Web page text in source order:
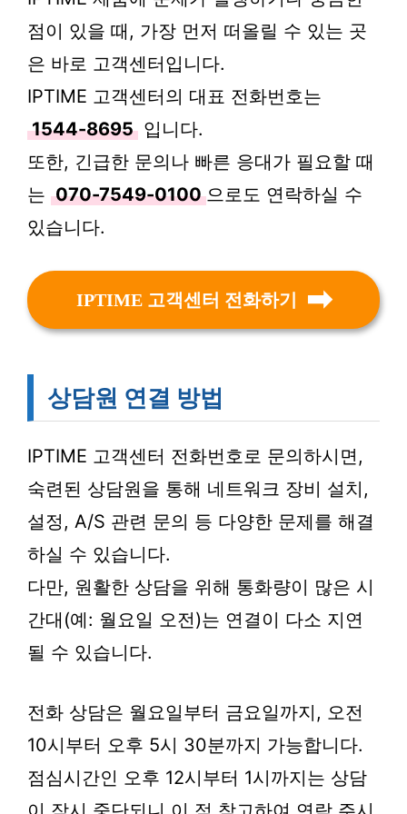
점이 있을 때, 가장 먼저 떠올릴 수 있는 곳
은 바로 고객센터입니다.
IPTIME 고객센터의 대표 전화번호는
1544-8695 입니다.
또한, 긴급한 문의나 빠른 응대가 필요할 때
는 070-7549-0100 으로도 연락하실 수
있습니다.
IPTIME 고객센터 전화하기
상담원 연결 방법
IPTIME 고객센터 전화번호로 문의하시면,
숙련된 상담원을 통해 네트워크 장비 설치,
설정, A/S 관련 문의 등 다양한 문제를 해결
하실 수 있습니다.
다만, 원활한 상담을 위해 통화량이 많은 시
간대(예: 월요일 오전)는 연결이 다소 지연
될 수 있습니다.
전화 상담은 월요일부터 금요일까지, 오전
10시부터 오후 5시 30분까지 가능합니다.
점심시간인 오후 12시부터 1시까지는 상담